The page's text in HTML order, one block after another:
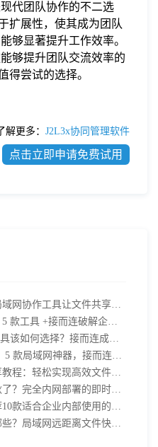
代团队协作的不二选
扩展性，使其成为团队
够显著提升工作效率。
够提升团队交流效率的
得尝试的选择。
了解更多： J2L3x协同管理软件
点击立即申请免费试用
内网传输卡顿？接而连局域网协作工具让文件共享效率升级
内网传文件慢、管理乱？5 款工具 +接而连破解企业办公传输困局
飞秋停更后，内网 IM 工具该如何选择？接而连成企业新宠
2026 内网传输软件测评：5 款局域网神器，接而连凭实力 C 位出道
麒麟操作系统文件夹共享教程：轻松实现高效文件共享
卢本陶为什么不更新飞秋了？完全内网部署的即时通讯软件推荐
企业必用通讯工具：推荐10款适合企业内部使用的即时沟通软件
内网文件传输工具都有哪些？局域网远距离文件快速传输神器